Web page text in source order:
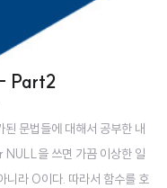
Part2
문법들에 대해서 공부한 내
NULL을 쓰면 가끔 이상한 일
라 0이다. 따라서 함수를 호